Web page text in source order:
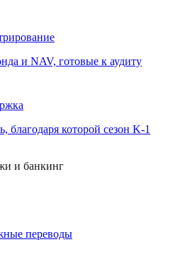
и NAV, готовые к аудиту
благодаря которой сезон K-1
и банкинг
переводы